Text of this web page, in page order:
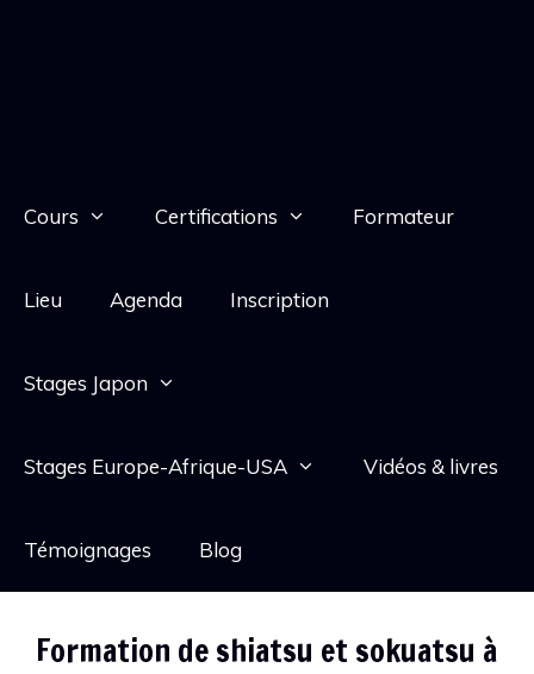
Cours Certifications Formateur
Lieu Agenda Inscription
Stages Japon
Stages Europe-Afrique-USA Vidéos & livres
Témoignages Blog
Formation de shiatsu et sokuatsu à